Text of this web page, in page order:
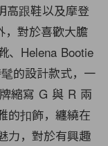
高跟鞋以及摩登
對於喜歡大膽
、Helena Bootie
的設計款式，一
縮寫 G 與 R 兩
的扣飾，纏繞在
力，對於有興趣